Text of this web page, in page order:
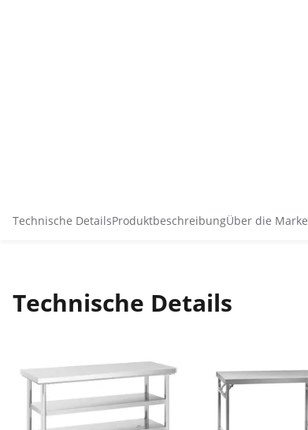
Technische DetailsProduktbeschreibungÜber die Marke
Technische Details